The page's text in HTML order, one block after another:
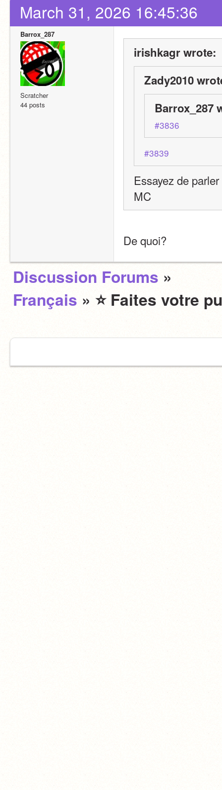
March 31, 2026 16:45:36
Barrox_287
Scratcher
44 posts
irishkagr wrote:
Zady2010
Barrox_287
#3836
#3839
Essayez de
MC
De quoi?
Discussion Forums »
Français » ⭐️ Faites votre